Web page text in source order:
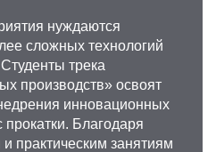
нуждаются
сложных технологий
трека
производств» освоят
инновационных
прокатки. Благодаря
практическим занятиям